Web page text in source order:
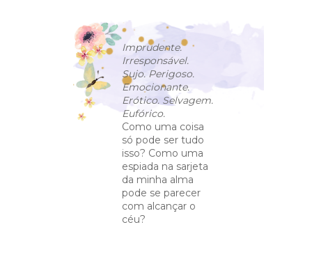
Imprudente.
Irresponsável.
Sujo. Perigoso.
Emocionante.
Erótico. Selvagem.
Eufórico.
Como uma coisa
só pode ser tudo
isso? Como uma
espiada na sarjeta
da minha alma
pode se parecer
com alcançar o
céu?